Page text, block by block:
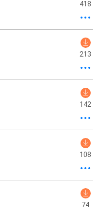
418
213
142
108
74